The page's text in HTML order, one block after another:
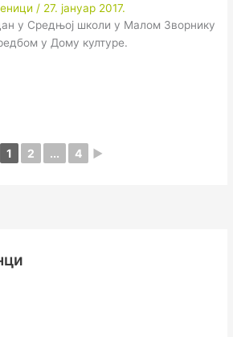
/ 27. јануар 2017.
у Средњој школи у Малом Зворнику
у Дому културе.
1 2 ... 4 ►